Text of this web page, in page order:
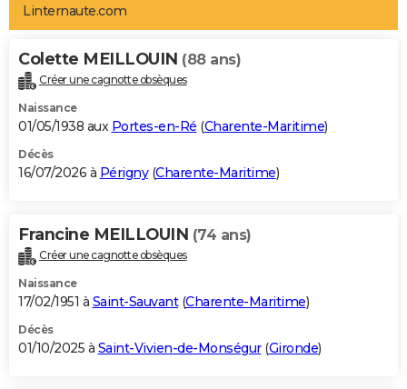
Art de vivre
Bien-être
Loisirs
Mode
Modes de vie
Alimentation
Guide de la santé
Maladies
Médicaments
Sommeil
VOYAGE
Destinations
City break
Voyage nature
Voyage de noces
Forum
Climat
+PHOTO
GUIDES D'ACHAT
BONS PLANS
Carte de Noël
Carte Bonne année
Carte Saint-Valentin
Carte Pâques
Carte d'anniversaire
DICTIONNAIRE
Dictionnaire
Biographies
Citations
Expressions
Proverbes
PROGRAMME TV
S'inscrire
Se connecter
Lycées
Collèges
Primaires
Universités
Entreprises
Service militaire
Avis de recherche
AVIS DE DÉCÈS
Linternaute.com
Colette MEILLOUIN (88 ans)
Créer une cagnotte obsèques
Naissance
01/05/1938 aux Portes-en-Ré (Charente-Maritime)
Décès
16/07/2026 à Périgny(Charente-Maritime)
Francine MEILLOUIN (74 ans)
Créer une cagnotte obsèques
Naissance
17/02/1951 à Saint-Sauvant(Charente-Maritime)
Décès
01/10/2025 à Saint-Vivien-de-Monségur(Gironde)